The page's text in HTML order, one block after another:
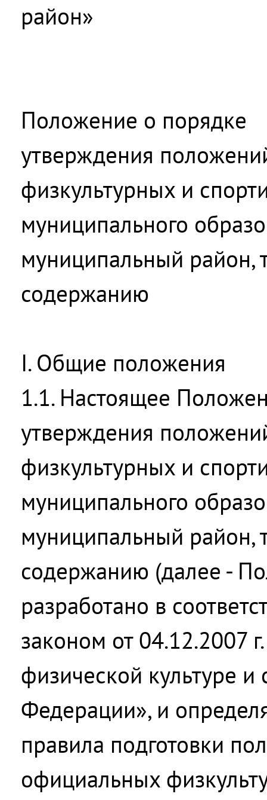
район»
Положение о порядке
утверждения
физкультурных и
муниципального
муниципальный район,
содержанию
I. Общие положения
1.1. Настоящее
утверждения
физкультурных и
муниципального
муниципальный район,
содержанию (далее -
разработано в
законом от
физической культуре и
Федерации», и
правила подготовки
официальных